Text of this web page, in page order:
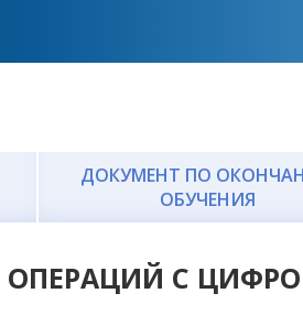
ДОКУМЕНТ ПО
ОБУЧЕНИЯ
С